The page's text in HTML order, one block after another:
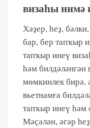
визаһы нимә
Хәҙер, һеҙ,
бар, бер тапҡыр
тапҡыр инеү
һәм билдәләнгән
мөмкинлек бирә,
вьетнамға
тапҡыр инеү һәм
Мәҫәлән, әгәр